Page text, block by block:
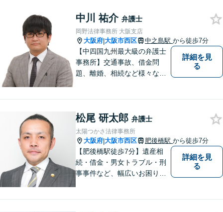
す。男女問題や労働問題な
ど、多岐に渡る分野に力を注
いでおります。ぜひお気軽に
ご相談ください。
中川 祐介 弁護士
岡野法律事務所 大阪支店
大阪府|大阪市西区 中之島駅 から徒歩7分
【中四国九州最大級の弁護士
事務所】交通事故、借金問
題、離婚、相続など様々な問
い！
詳細を見
る
松尾 研太郎 弁護士
太陽つかさ法律事務所
大阪府|大阪市西区 肥後橋駅 から徒歩7分
【肥後橋駅徒歩7分】遺産相
続・借金・男女トラブル・刑
事事件など、幅広いお困りご
詳細を見
る